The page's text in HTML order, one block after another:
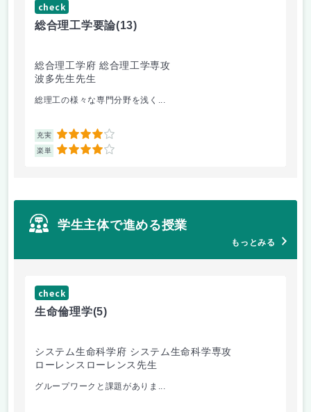
check
総合理工学要論(13)
総合理工学府 総合理工学専攻
波多先生先生
総理工の様々な専門分野を浅く...
充実 4
楽単 4
学生主体で進める授業
もっとみる
check
生命倫理学(5)
システム生命科学府 システム生命科学専攻
ローレンスローレンス先生
グループワークと課題がありま...